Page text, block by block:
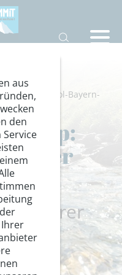
/Südtirol-Bayern-
Kalterer
aus
den